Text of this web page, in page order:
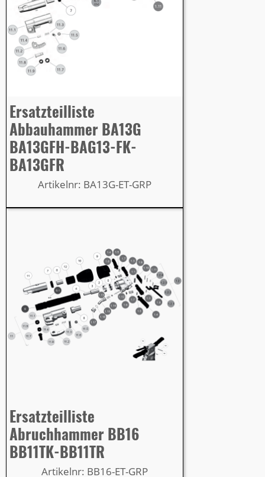
Ersatzteilliste
Abbauhammer BA13G
BA13GFH-BAG13-FK-
BA13GFR
Artikelnr: BA13G-ET-GRP
Ersatzteilliste
Abruchhammer BB16
BB11TK-BB11TR
Artikelnr: BB16-ET-GRP